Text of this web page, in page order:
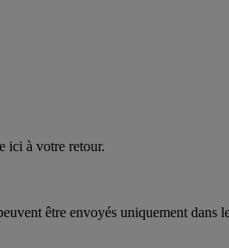
ici à votre retour.
être envoyés uniquement dans